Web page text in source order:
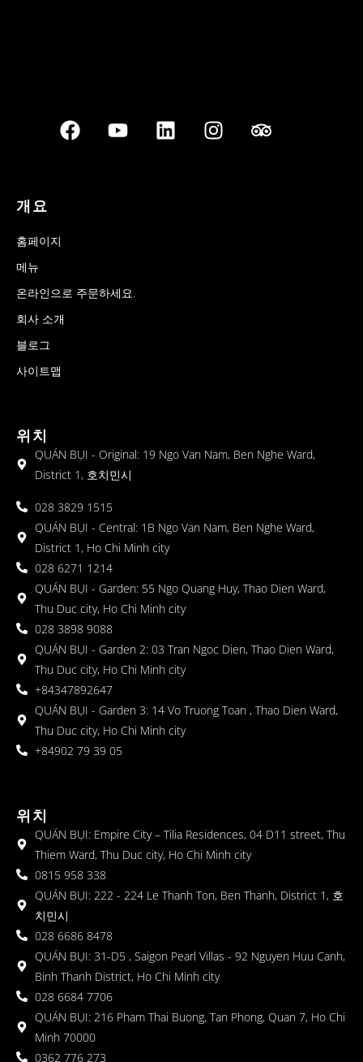
개요
홈페이지
메뉴
온라인으로 주문하세요.
회사 소개
블로그
사이트맵
위치
QUÁN BỤI - Original: 19 Ngo Van Nam, Ben Nghe Ward,
District 1, 호치민시
028 3829 1515
QUÁN BỤI - Central: 1B Ngo Van Nam, Ben Nghe Ward,
District 1, Ho Chi Minh city
028 6271 1214
QUÁN BỤI - Garden: 55 Ngo Quang Huy, Thao Dien Ward,
Thu Duc city, Ho Chi Minh city
028 3898 9088
QUÁN BỤI - Garden 2: 03 Tran Ngoc Dien, Thao Dien Ward,
Thu Duc city, Ho Chi Minh city
+84347892647
QUÁN BỤI - Garden 3: 14 Vo Truong Toan , Thao Dien Ward,
Thu Duc city, Ho Chi Minh city
+84902 79 39 05
위치
QUÁN BỤI: Empire City – Tilia Residences, 04 D11 street, Thu
Thiem Ward, Thu Duc city, Ho Chi Minh city
0815 958 338
QUÁN BỤI: 222 - 224 Le Thanh Ton, Ben Thanh, District 1, 호
치민시
028 6686 8478
QUÁN BỤI: 31-D5 , Saigon Pearl Villas - 92 Nguyen Huu Canh,
Binh Thanh District, Ho Chi Minh city
028 6684 7706
QUÁN BỤI: 216 Pham Thai Buong, Tan Phong, Quan 7, Ho Chi
Minh 70000
0362 776 273